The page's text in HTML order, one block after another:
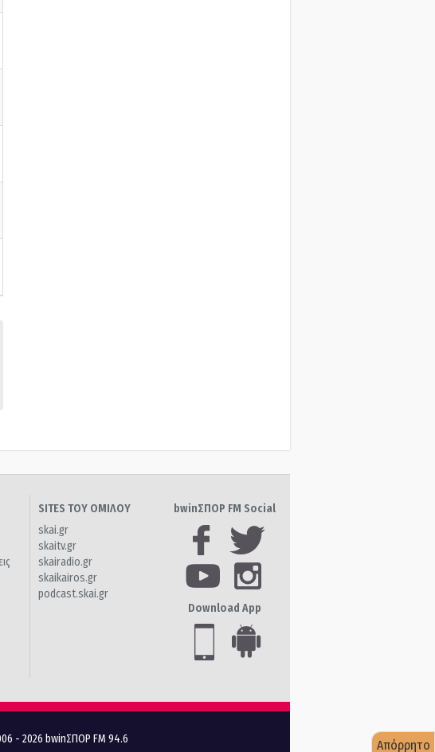
SITES ΤΟΥ ΟΜΙΛΟΥ
skai.gr
skaitv.gr
skairadio.gr
skaikairos.gr
podcast.skai.gr
bwinΣΠΟΡ FM Social
Download App
- 2026 bwinΣΠΟΡ FM 94.6 Απόρρητο